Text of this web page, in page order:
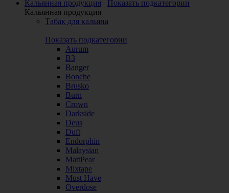
Кальянная продукция
Показать подкатегории
Кальянная продукция
Табак для кальяна
Показать подкатегории
Aurum
B3
Banger
Bonche
Brusko
Burn
Crown
Darkside
Deus
Duft
Endorphin
Malaysian
MattPear
Mixtape
Must Have
Overdose